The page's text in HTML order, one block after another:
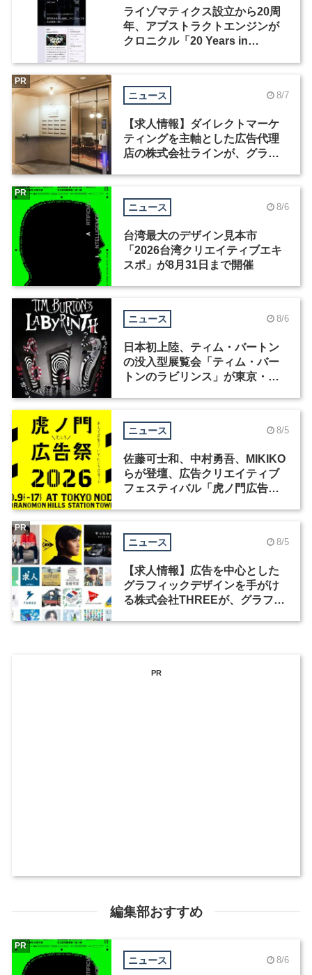
ライゾマティクス設立から20周
年、アブストラクトエンジンが
クロニクル「20 Years in
ニュース 8/7
【求人情報】ダイレクトマーケ
ティングを主軸とした広告代理
店の株式会社ラインが、グラフ
PR
ニュース 8/6
台湾最大のデザイン見本市
「2026台湾クリエイティブエキ
スポ」が8月31日まで開催
PR
ニュース 8/6
日本初上陸、ティム・バートン
の没入型展覧会「ティム・バー
トンのラビリンス」が東京・豊
ニュース 8/5
佐藤可士和、中村勇吾、MIKIKO
らが登壇、広告クリエイティブ
フェスティバル「虎ノ門広告
ニュース 8/5
【求人情報】広告を中心とした
グラフィックデザインを手がけ
る株式会社THREEが、グラフィ
PR
PR
編集部おすすめ
ニュース 8/6
PR